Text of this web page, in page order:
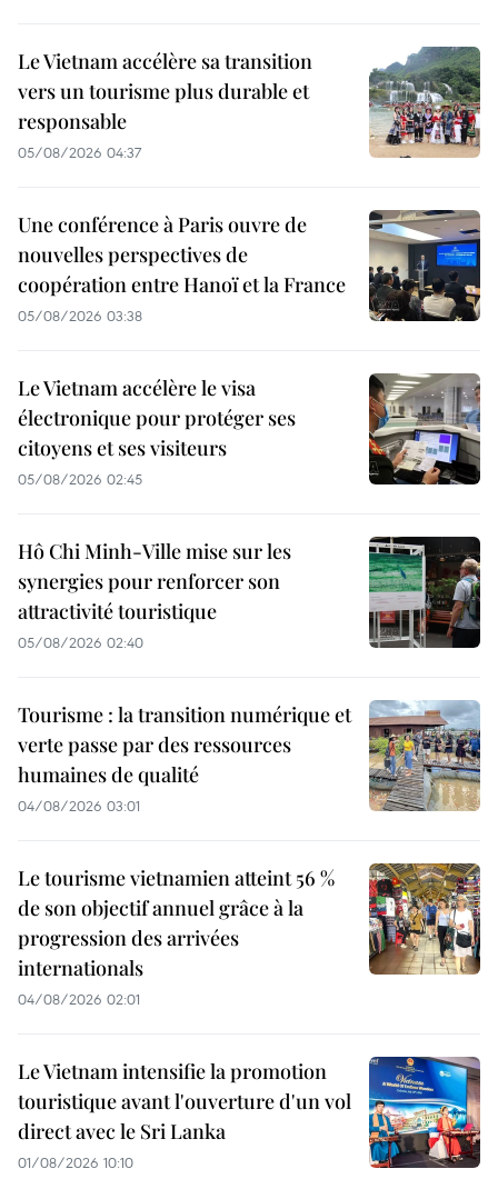
Le Vietnam accélère sa transition
vers un tourisme plus durable et
responsable
05/08/2026 04:37
Une conférence à Paris ouvre de
nouvelles perspectives de
coopération entre Hanoï et la France
05/08/2026 03:38
Le Vietnam accélère le visa
électronique pour protéger ses
citoyens et ses visiteurs
05/08/2026 02:45
Hô Chi Minh-Ville mise sur les
synergies pour renforcer son
attractivité touristique
05/08/2026 02:40
Tourisme : la transition numérique et
verte passe par des ressources
humaines de qualité
04/08/2026 03:01
Le tourisme vietnamien atteint 56 %
de son objectif annuel grâce à la
progression des arrivées
internationals
04/08/2026 02:01
Le Vietnam intensifie la promotion
touristique avant l'ouverture d'un vol
direct avec le Sri Lanka
01/08/2026 10:10